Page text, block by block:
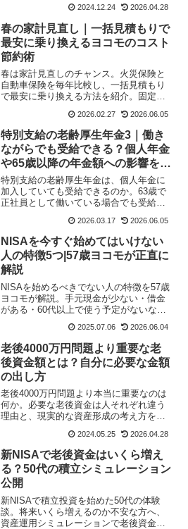
2024.12.24 2026.04.28
春の家計見直し｜一括見積もりで
最安に乗り換えるヨコモのコスト
節約術
春は家計見直しのチャンス。火災保険と
自動車保険を毎年比較し、一括見積もり
で最安に乗り換える方法を紹介。固定費
の体験談とともに解説します。
2026.02.27 2026.06.05
特別支給の老齢厚生年金3｜働き
ながらでも受給できる？個人年金
や65歳以降の年金額への影響を解
説
特別支給の老齢厚生年金は、個人年金に
加入していても受給できるのか。63歳で
正社員として働いている場合でも受給で
のかを、Q&A形式でわかりやすく解説し
ます。
2026.03.17 2026.06.05
NISAを今すぐ始めてはいけない
人の特徴5つ|57歳ヨコモが正直に
解説
NISAを始めるべきでない人の特徴を57歳
ヨコモが解説。手元現金が少ない・借金
がある・60代以上で使う予定がないな
楽天証券で正しく始める方法をわかりや
すく紹介します。
2025.07.06 2026.06.04
老後4000万円問題より重要な老
後資金額とは？自分に必要な金額
の出し方
老後4000万円問題より本当に重要なのは
何か。必要な老後資金は人それぞれ違う
理由と、現実的な資産形成の考え方をわ
2024.05.25 2026.04.28
新NISAで老後資金はいくら増え
る？50代の積立シミュレーション
公開
新NISAで積立投資を始めた50代の体験
談。将来いくら増えるのか不安な方へ、
資産運用シミュレーションで老後資金を